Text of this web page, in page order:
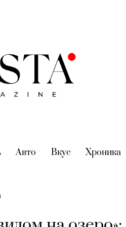
(current)
Авто (current)
Вкус (current)
Хроника